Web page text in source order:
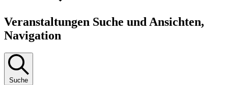
Veranstaltungen Suche und Ansichten,
Navigation
Suche